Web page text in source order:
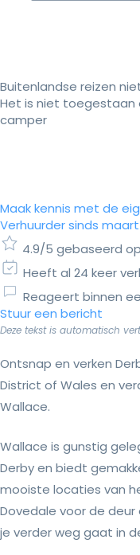
Buitenlandse reizen
Het is niet toegestaan
camper
Maak kennis met de
Verhuurder sinds maart
4.9/5 gebaseerd
Heeft al 24 keer
Reageert binnen
Stuur een bericht
Deze tekst is automatisch
Ontsnap en verken
District of Wales en
Wallace.
Wallace is gunstig
Derby en biedt
mooiste locaties van
Dovedale voor de
je verder weg gaat in